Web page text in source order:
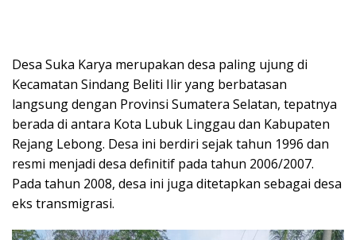
Desa Suka Karya merupakan desa paling ujung di
Kecamatan Sindang Beliti Ilir yang berbatasan
langsung dengan Provinsi Sumatera Selatan, tepatnya
berada di antara Kota Lubuk Linggau dan Kabupaten
Rejang Lebong. Desa ini berdiri sejak tahun 1996 dan
resmi menjadi desa definitif pada tahun 2006/2007.
Pada tahun 2008, desa ini juga ditetapkan sebagai desa
eks transmigrasi.